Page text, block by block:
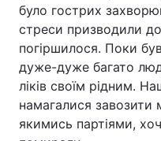
було гострих
стреси призводили
погіршилося. Поки
дуже-дуже багато
ліків своїм рідним.
намагалися
якимись партіями,